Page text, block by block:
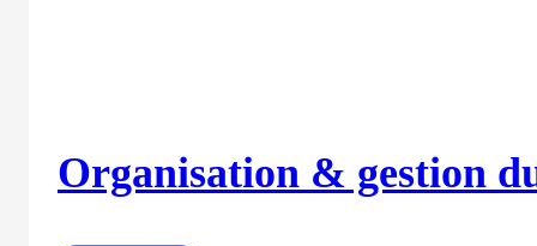
Organisation & gestion